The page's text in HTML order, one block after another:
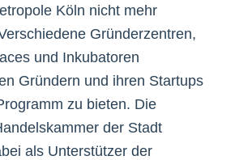
Köln nicht mehr
Gründerzentren,
und Inkubatoren
Gründern und ihren Startups
zu bieten. Die
der Stadt
als Unterstützer der